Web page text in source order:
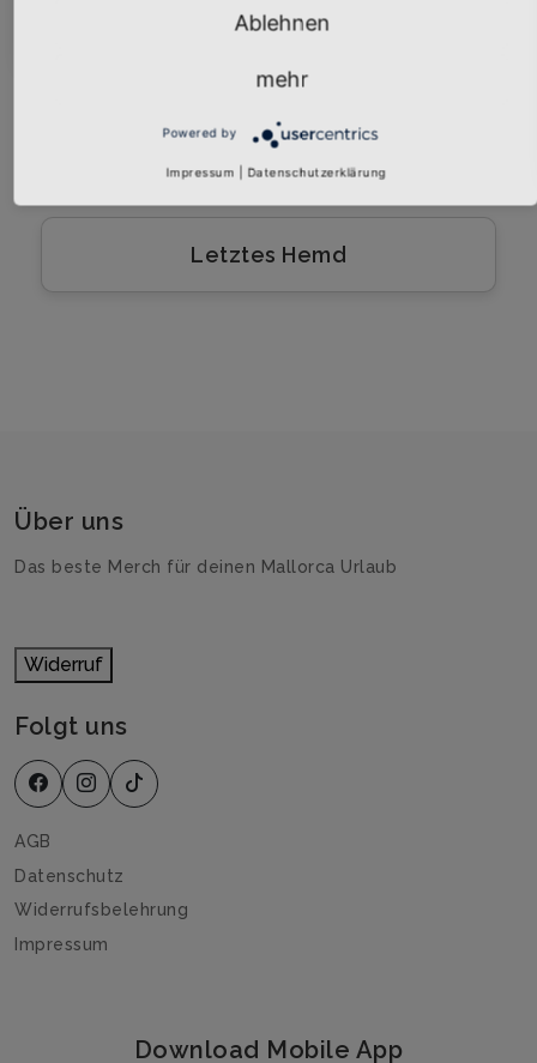
HONK! Cloud
Letztes Hemd
Über uns
Das beste Merch für deinen Mallorca Urlaub
Widerruf
Folgt uns
AGB
Datenschutz
Widerrufsbelehrung
Impressum
Download Mobile App
Abonnieren
Ablehnen
mehr
Powered by
Impressum Datenschutzerklärung